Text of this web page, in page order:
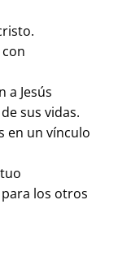
a Jesús
sus vidas.
en un vínculo
los otros